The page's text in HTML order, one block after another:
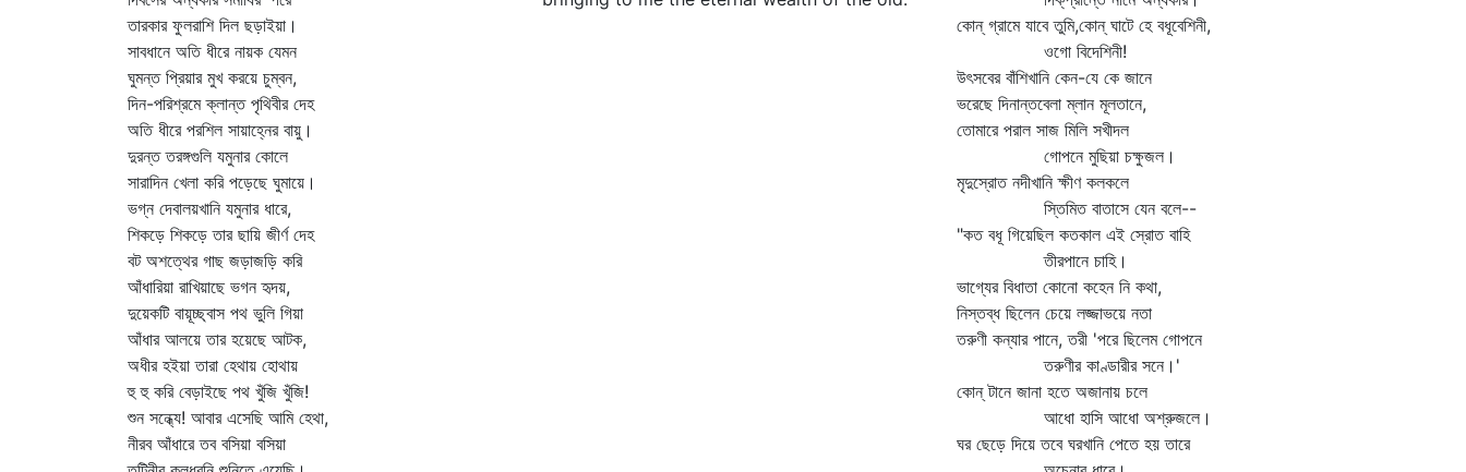
তারকার ফুলরাশি দিল ছড়াইয়া।
সাবধানে অতি ধীরে নায়ক যেমন
ঘুমন্ত প্রিয়ার মুখ করয়ে চুম্বন,
দিন-পরিশ্রমে ক্লান্ত পৃথিবীর দেহ
অতি ধীরে পরশিল সায়াহ্নের বায়ু।
দুরন্ত তরঙ্গগুলি যমুনার কোলে
সারাদিন খেলা করি পড়েছে ঘুমায়ে।
ভগ্ন দেবালয়খানি যমুনার ধারে,
শিকড়ে শিকড়ে তার ছায়ি জীর্ণ দেহ
বট অশত্থের গাছ জড়াজড়ি করি
আঁধারিয়া রাখিয়াছে ভগন হৃদয়,
দুয়েকটি বায়ূচ্ছ্বাস পথ ভুলি গিয়া
আঁধার আলয়ে তার হয়েছে আটক,
অধীর হইয়া তারা হেথায় হোথায়
হু হু করি বেড়াইছে পথ খুঁজি খুঁজি!
শুন সন্ধ্যে! আবার এসেছি আমি হেথা,
নীরব আঁধারে তব বসিয়া বসিয়া
কোন্‌ গ্রামে যাবে তুমি,কোন্‌ ঘাটে হে বধূবেশিনী,
ওগো বিদেশিনী!
উৎসবের বাঁশিখানি কেন-যে কে জানে
ভরেছে দিনান্তবেলা ম্লান মূলতানে,
তোমারে পরাল সাজ মিলি সখীদল
গোপনে মুছিয়া চক্ষুজল।
মৃদুস্রোত নদীখানি ক্ষীণ কলকলে
স্তিমিত বাতাসে যেন বলে--
"কত বধূ গিয়েছিল কতকাল এই স্রোত বাহি
তীরপানে চাহি।
ভাগ্যের বিধাতা কোনো কহেন নি কথা,
নিস্তব্ধ ছিলেন চেয়ে লজ্জাভয়ে নতা
তরুণী কন্যার পানে, তরী 'পরে ছিলেম গোপনে
তরুণীর কাণ্ডারীর সনে।'
কোন্‌ টানে জানা হতে অজানায় চলে
আধো হাসি আধো অশ্রুজলে।
ঘর ছেড়ে দিয়ে তবে ঘরখানি পেতে হয় তারে